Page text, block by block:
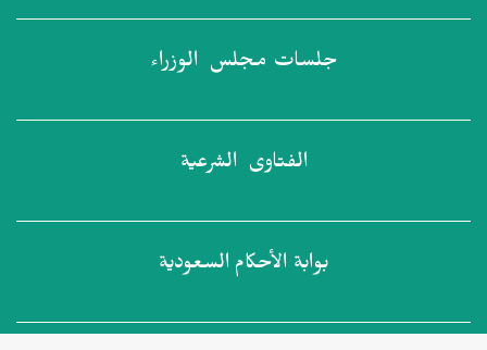
جلسات مجلس الوزراء
الفتاوى الشرعية
بوابة الأحكام السعودية